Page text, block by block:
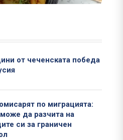
от чеченската победа
по миграцията:
да разчита на
си за граничен